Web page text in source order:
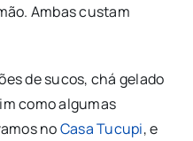
Ambas custam
de sucos, chá gelado
como algumas
noCasa Tucupi, e